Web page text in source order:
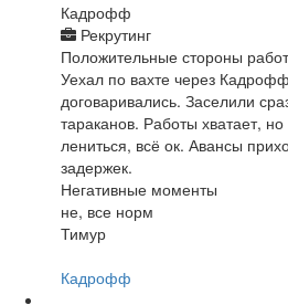
Кадрофф
Рекрутинг
Положительные стороны
Уехал по вахте через
договаривались. Заселили
тараканов. Работы хватает,
лениться, всё ок. Авансы
задержек.
Негативные моменты
не, все норм
Тимур
Кадрофф